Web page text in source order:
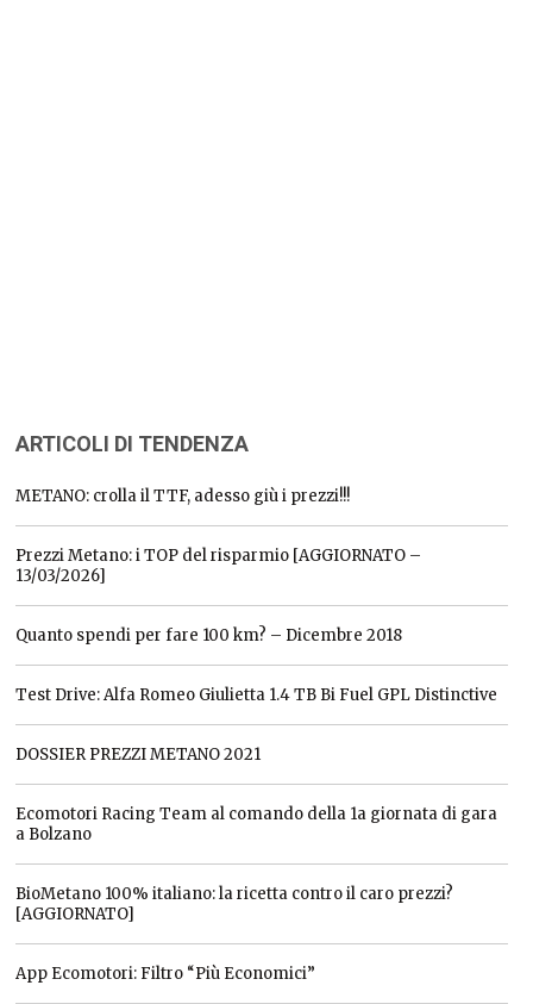
ARTICOLI DI TENDENZA
METANO: crolla il TTF, adesso giù i prezzi!!!
Prezzi Metano: i TOP del risparmio [AGGIORNATO –
13/03/2026]
Quanto spendi per fare 100 km? – Dicembre 2018
Test Drive: Alfa Romeo Giulietta 1.4 TB Bi Fuel GPL Distinctive
DOSSIER PREZZI METANO 2021
Ecomotori Racing Team al comando della 1a giornata di gara
a Bolzano
BioMetano 100% italiano: la ricetta contro il caro prezzi?
[AGGIORNATO]
App Ecomotori: Filtro “Più Economici”